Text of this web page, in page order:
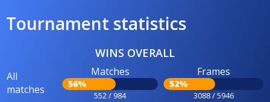
Tournament statistics
WINS OVERALL
All
matches
Matches
56%
552 / 984
Frames
52%
3088 / 5946